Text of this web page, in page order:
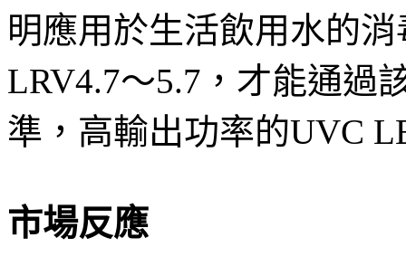
明應用於生活飲用水的
LRV4.7〜5.7，才能通過
準，高輸出功率的UVC
市場反應